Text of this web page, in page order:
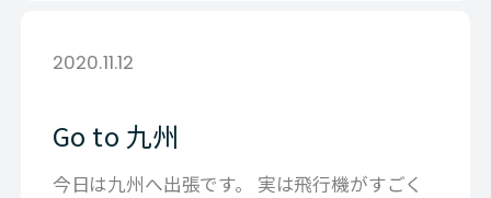
2020.11.12
Go to 九州
今日は九州へ出張です。 実は飛行機がすごく